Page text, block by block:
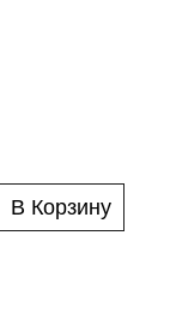
В Корзину